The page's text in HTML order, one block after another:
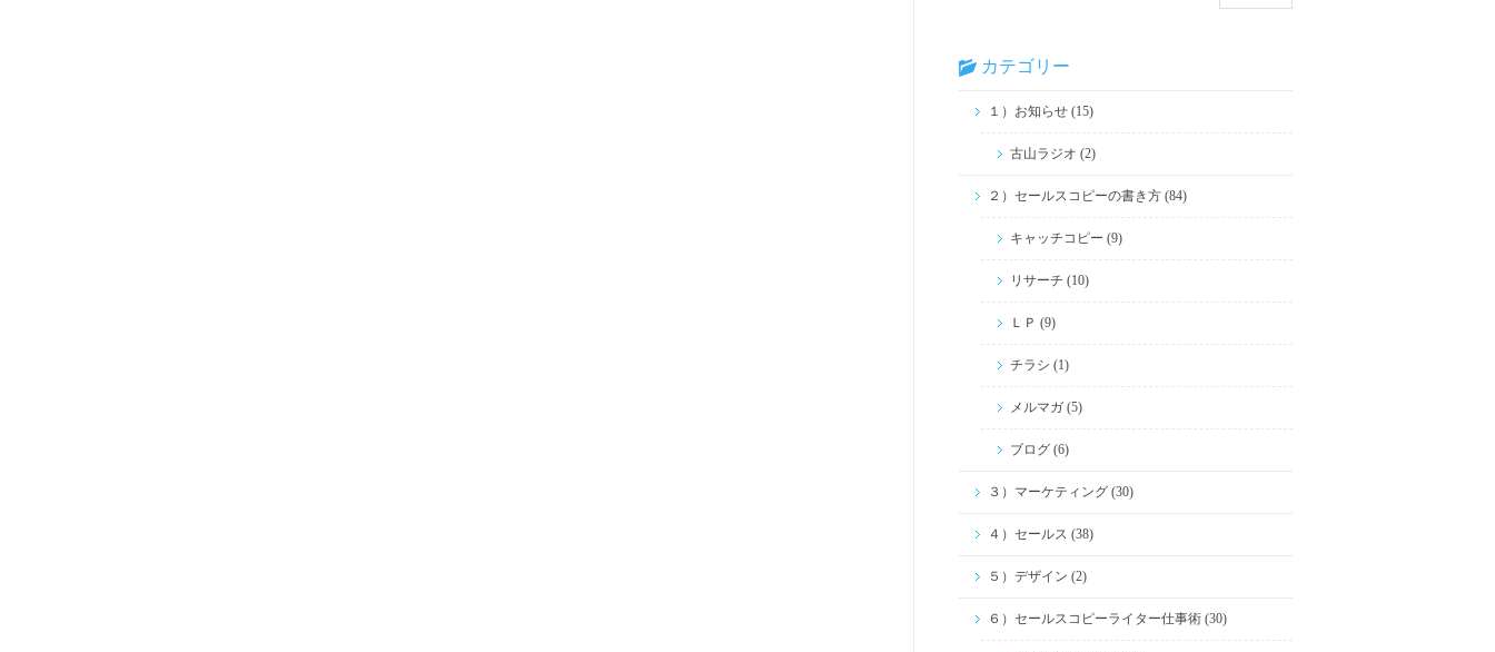
カテゴリー
１）お知らせ (15)
古山ラジオ (2)
２）セールスコピーの書き方 (84)
キャッチコピー (9)
リサーチ (10)
ＬＰ (9)
チラシ (1)
メルマガ (5)
ブログ (6)
３）マーケティング (30)
４）セールス (38)
５）デザイン (2)
６）セールスコピーライター仕事術 (30)